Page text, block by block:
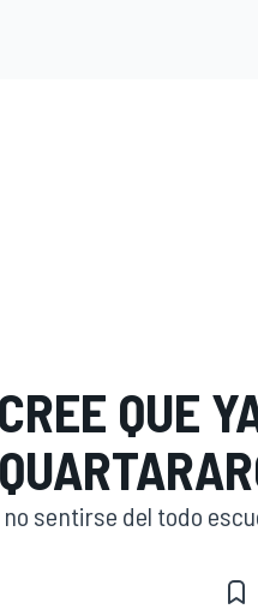
QUE
sentirse del todo